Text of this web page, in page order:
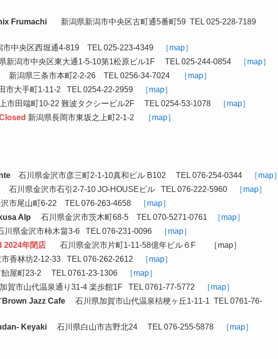
Frumachi
新潟県新潟市中央区古町通5番町59 TEL 025-228-7189
市中央区西堀通4-819 TEL 025-223-4349 ［map］
潟市中央区東大通1-5-10第1松原ビル1F TEL 025-244-0854
［map］
潟県三条市本町2-2-26 TEL 0256-34-7024
［map］
大手町1-11-2 TEL 0254-22-2959
［map］
田端町10-22 難波タクシービル2F TEL 0254-53-1078 ［map］
新潟県長岡市東坂之上町2-1-2 ［map］
石川県金沢市彦三町2-1-10真和ビル B102 TEL 076-254-0344 ［map］
川県金沢市石引2-7-10 JO-HOUSEビル TEL 076-222-5960
［map］
市尾山町6-22 TEL 076-263-4658
［map］
Alp
石川県金沢市茨木町68-5 TEL 070-5271-0761
［map］
県金沢市柿木畠3-6 TEL 076-231-0096
［map］
2024年閉店
石川県金沢市片町1-11-58億年ビル６F ［map］
香林坊2-12-33 TEL 076-262-2612
［map］
屋町23-2 TEL 0761-23-1306
［map］
市山代温泉通り31-4 楽歩館1F TEL 0761-77-5772
［map］
Brown Jazz Cafe 石川県加賀市山代温泉桔梗ヶ丘1-11-1 TEL 0761-76-
Keyaki 石川県白山市吉野北24 TEL 076-255-5878 ［map］